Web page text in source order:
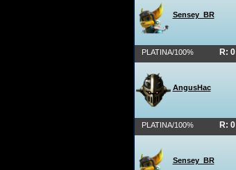
Sensey_BR
PLATINA/100% R: 0
AngusHac
PLATINA/100% R: 0
Sensey_BR